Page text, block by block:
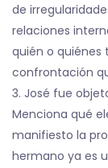
de
relaciones
quién o quiénes
confrontación
3. José fue
Menciona qué
manifiesto la
hermano ya es